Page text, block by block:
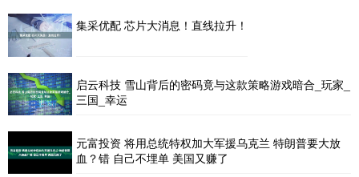
集采优配 芯片大消息！直线拉升！
启云科技 雪山背后的密码竟与这款策略游戏暗合_玩家_
三国_幸运
元富投资 将用总统特权加大军援乌克兰 特朗普要大放
血？错 自己不埋单 美国又赚了